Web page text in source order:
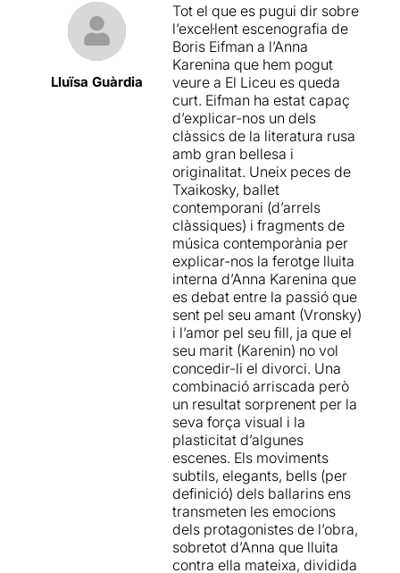
Lluïsa Guàrdia
Tot el que es pugui dir sobre
l’excel·lent escenografia de
Boris Eifman a l’Anna
Karenina que hem pogut
veure a El Liceu es queda
curt. Eifman ha estat capaç
d’explicar-nos un dels
clàssics de la literatura rusa
amb gran bellesa i
originalitat. Uneix peces de
Txaikosky, ballet
contemporani (d’arrels
clàssiques) i fragments de
música contemporània per
explicar-nos la ferotge lluita
interna d’Anna Karenina que
es debat entre la passió que
sent pel seu amant (Vronsky)
i l’amor pel seu fill, ja que el
seu marit (Karenin) no vol
concedir-li el divorci. Una
combinació arriscada però
un resultat sorprenent per la
seva força visual i la
plasticitat d’algunes
escenes. Els moviments
subtils, elegants, bells (per
definició) dels ballarins ens
transmeten les emocions
dels protagonistes de l’obra,
sobretot d’Anna que lluita
contra ella mateixa, dividida